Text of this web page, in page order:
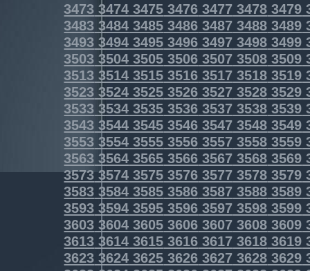
3473 3474 3475 3476 3477 3478 3479
3483 3484 3485 3486 3487 3488 3489
3493 3494 3495 3496 3497 3498 3499
3503 3504 3505 3506 3507 3508 3509
3513 3514 3515 3516 3517 3518 3519
3523 3524 3525 3526 3527 3528 3529
3533 3534 3535 3536 3537 3538 3539
3543 3544 3545 3546 3547 3548 3549
3553 3554 3555 3556 3557 3558 3559
3563 3564 3565 3566 3567 3568 3569
3573 3574 3575 3576 3577 3578 3579
3583 3584 3585 3586 3587 3588 3589
3593 3594 3595 3596 3597 3598 3599
3603 3604 3605 3606 3607 3608 3609
3613 3614 3615 3616 3617 3618 3619
3623 3624 3625 3626 3627 3628 3629